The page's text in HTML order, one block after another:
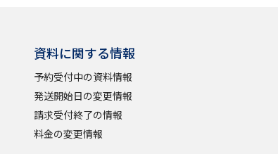
資料に関する情報
予約受付中の資料情報
発送開始日の変更情報
請求受付終了の情報
料金の変更情報